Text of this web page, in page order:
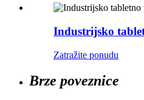
Industrijsko
Zatražite ponudu
Brze poveznice